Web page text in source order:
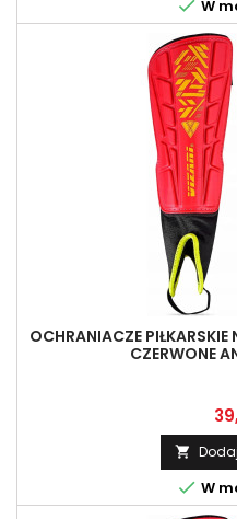
 W
OCHRANIACZE
CZERWONE

 W